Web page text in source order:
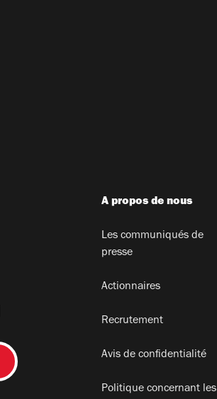
A propos de nous
Les communiqués de
presse
Actionnaires
Recrutement
Avis de confidentialité
Politique concernant les